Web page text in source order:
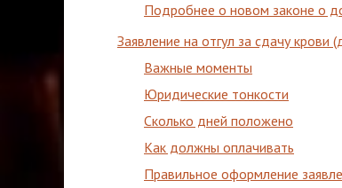
Подробнее о новом законе о
Заявление на отгул за сдачу крови
Важные моменты
Юридические тонкости
Сколько дней положено
Как должны оплачивать
Правильное оформление